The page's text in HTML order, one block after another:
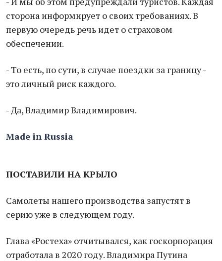
сторона информирует о своих требованиях. В
первую очередь речь идет о страховом
обеспечении.
- То есть, по сути, в случае поездки за границу -
это личный риск каждого.
- Да, Владимир Владимирович.
Made in Russia
ПОСТАВИЛИ НА КРЫЛО
Самолеты нашего производства запустят в
серию уже в следующем году.
Глава «Ростеха» отчитывался, как госкорпорация
отработала в 2020 году. Владимира Путина